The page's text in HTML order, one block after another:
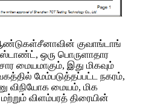
சீனாவின் குவாங்டாங்
ஒரு பொருளாதார
மையமாகும், இது மிகவும்
மேம்படுத்தப்பட்ட நகரம்,
விநியோக மையம், மிக
விளம்பரத் திரையின்